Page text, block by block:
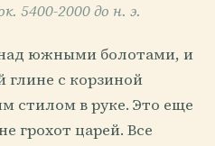
5400-2000 до н. э.
южными болотами, и
глине с корзиной
стилом в руке. Это еще
грохот царей. Все